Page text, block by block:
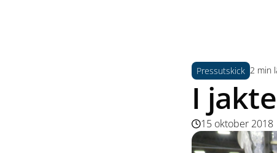
Pressutskick 2 min
I
15 oktober 2018